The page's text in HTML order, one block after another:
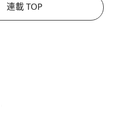
連載 TOP